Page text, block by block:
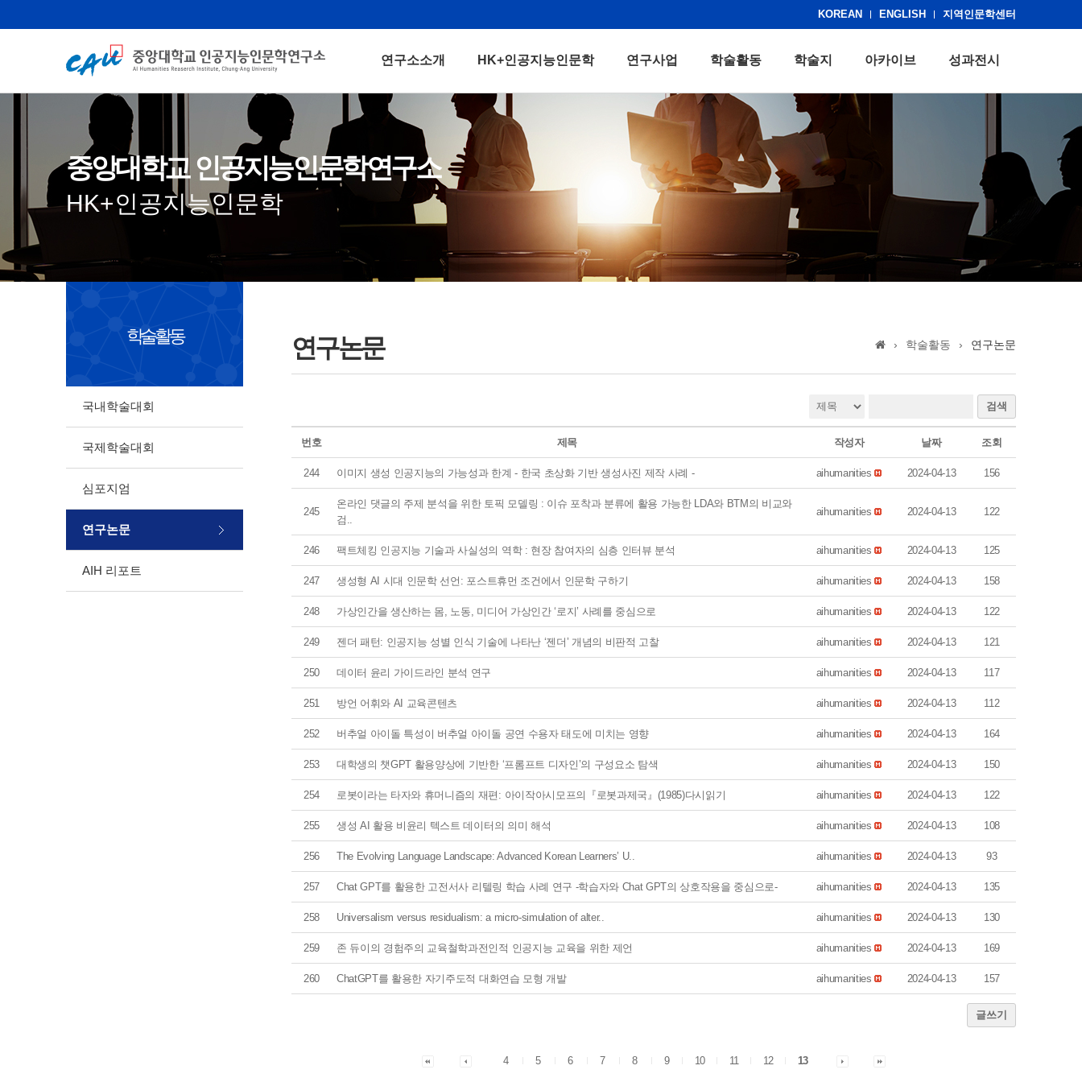
KOREAN ENGLISH 지역인문학센터
연구소소개 HK+인공지능인문학 연구사업 학술활동 학술지 아카이브 성과전시
중앙대학교 인공지능인문학연구소
HK+인공지능인문학
학술활동
국내학술대회
국제학술대회
심포지엄
연구논문
AIH 리포트
› 학술활동 › 연구논문
연구논문
검색
번호 제목 작성자 날짜 조회
244 이미지 생성 인공지능의 가능성과 한계 - 한국 초상화 기반 생성사진 제작 사례 - aihumanities 2024-04-13 156
245
온라인 댓글의 주제 분석을 위한 토픽 모델링 : 이슈 포착과 분류에 활용 가능한 LDA와 BTM의 비교와
검..
aihumanities 2024-04-13 122
246 팩트체킹 인공지능 기술과 사실성의 역학 : 현장 참여자의 심층 인터뷰 분석 aihumanities 2024-04-13 125
247 생성형 AI 시대 인문학 선언: 포스트휴먼 조건에서 인문학 구하기 aihumanities 2024-04-13 158
248 가상인간을 생산하는 몸, 노동, 미디어 가상인간 ‘로지’ 사례를 중심으로 aihumanities 2024-04-13 122
249 젠더 패턴: 인공지능 성별 인식 기술에 나타난 ‘젠더’ 개념의 비판적 고찰 aihumanities 2024-04-13 121
250 데이터 윤리 가이드라인 분석 연구 aihumanities 2024-04-13 117
251 방언 어휘와 AI 교육콘텐츠 aihumanities 2024-04-13 112
252 버추얼 아이돌 특성이 버추얼 아이돌 공연 수용자 태도에 미치는 영향 aihumanities 2024-04-13 164
253 대학생의 챗GPT 활용양상에 기반한 ‘프롬프트 디자인’의 구성요소 탐색 aihumanities 2024-04-13 150
254 로봇이라는 타자와 휴머니즘의 재편: 아이작아시모프의『로봇과제국』(1985)다시읽기 aihumanities 2024-04-13 122
255 생성 AI 활용 비윤리 텍스트 데이터의 의미 해석 aihumanities 2024-04-13 108
256 The Evolving Language Landscape: Advanced Korean Learners’ U.. aihumanities 2024-04-13 93
257 Chat GPT를 활용한 고전서사 리텔링 학습 사례 연구 -학습자와 Chat GPT의 상호작용을 중심으로- aihumanities 2024-04-13 135
258 Universalism versus residualism: a micro-simulation of alter.. aihumanities 2024-04-13 130
259 존 듀이의 경험주의 교육철학과전인적 인공지능 교육을 위한 제언 aihumanities 2024-04-13 169
260 ChatGPT를 활용한 자기주도적 대화연습 모형 개발 aihumanities 2024-04-13 157
글쓰기
4 5 6 7 8 9 10 11 12 13